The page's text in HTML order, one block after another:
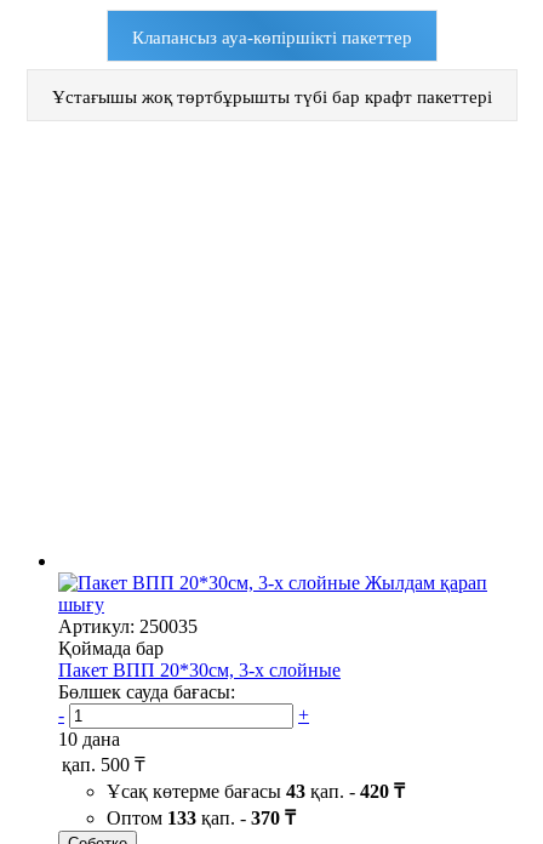
Клапансыз ауа-көпіршікті пакеттер
Ұстағышы жоқ төртбұрышты түбі бар крафт пакеттері
Жылдам қарап
шығу
Артикул: 250035
Қоймада бар
Пакет ВПП 20*30см, 3-х слойные
Бөлшек сауда бағасы:
-
+
10 дана
қап. 500 ₸
Ұсақ көтерме бағасы 43 қап. - 420 ₸
Оптом 133 қап. - 370 ₸